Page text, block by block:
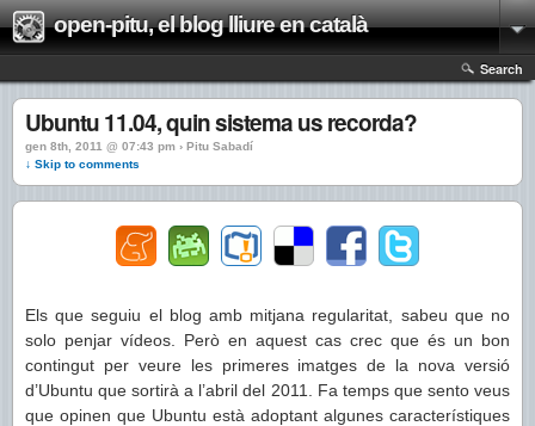
open-pitu, el blog lliure en català
Search
Ubuntu 11.04, quin sistema us recorda?
gen 8th, 2011 @ 07:43 pm › Pitu Sabadí
↓ Skip to comments
Els que seguiu el blog amb mitjana regularitat, sabeu que no
solo penjar vídeos. Però en aquest cas crec que és un bon
contingut per veure les primeres imatges de la nova versió
d’Ubuntu que sortirà a l’abril del 2011. Fa temps que sento veus
que opinen que Ubuntu està adoptant algunes característiques